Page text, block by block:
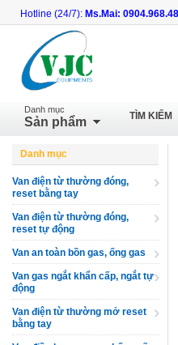
Hotline (24/7): Ms.Mai:
TÌM KIẾM
Danh mục
Sản phẩm
Danh mục
Van điện từ thường đóng,
reset bằng tay
Van điện từ thường đóng,
reset tự động
Van an toàn bồn gas, ống gas
Van gas ngắt khẩn cấp, ngắt tự
động
Van điện từ thường mở reset
bằng tay